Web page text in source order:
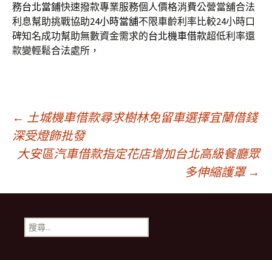
務台北當鋪快速撥款專業服務個人價格消費公營當舖合法
利息幫助挑戰協助24小時當舖不限車齡利率比較24小時口
碑知名成功幫助無數資金需求的台北機車借款超低利率還
款變輕鬆合法處所，
文
章
導
覽
← 土城機車借款尋求樹林免留車選擇宜蘭借錢
深受燈飾批發
大安區汽車借款指定花店增加台北高級餐廳眾
多伸縮護罩 →
搜
尋